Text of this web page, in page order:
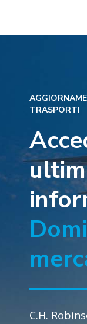
TRASPORTI
C.H.